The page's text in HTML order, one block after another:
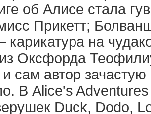
об Алисе стала
Прикетт;
на
Оксфорда
сам автор зачастую
В Alice's
Duck, Dodo,